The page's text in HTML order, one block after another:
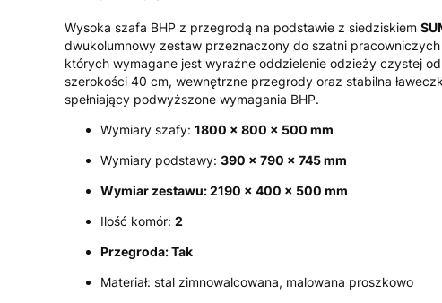
Wysoka szafa BHP z przegrodą na podstawie z siedziskiem
dwukolumnowy zestaw przeznaczony do szatni pracowniczych
których wymagane jest wyraźne oddzielenie odzieży czystej
szerokości 40 cm, wewnętrzne przegrody oraz stabilna
spełniający podwyższone wymagania BHP.
Wymiary szafy: 1800 x 800 x 500 mm
Wymiary podstawy: 390 x 790 x 745 mm
Wymiar zestawu: 2190 x 400 x 500 mm
Ilość komór: 2
Przegroda: Tak
Materiał: stal zimnowalcowana, malowana proszkowo